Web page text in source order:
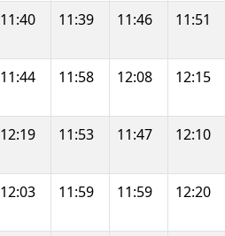
11:40 11:39 11:46 11:51
11:44 11:58 12:08 12:15
12:19 11:53 11:47 12:10
12:03 11:59 11:59 12:20